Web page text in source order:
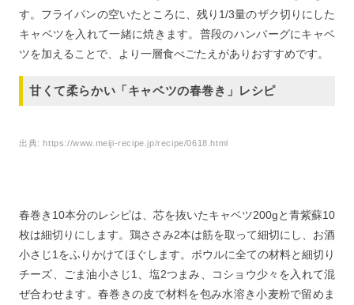
す。フライパンの空いたところに、残り1/3量のザク切りにした
キャベツを入れて一緒に焼きます。普段のハンバーグにキャベ
ツを加えることで、より一層食べごたえがありおすすめです。
甘くて柔らかい「キャベツの春巻き」レシピ
出典:https://www.meiji-recipe.jp/recipe/0618.html
春巻き10本分のレシピは、芯を抜いたキャベツ200gと青紫蘇10
枚は細切りにします。鶏ささみ2本は筋を取って細切にし、お酒
小さじ1をふりかけてほぐします。ボウルに全ての材料と細切り
チーズ、ごま油小さじ1、塩2つまみ、コショウ少々を入れて混
ぜ合わせます。春巻きの皮で材料を包み水溶き小麦粉で留めま